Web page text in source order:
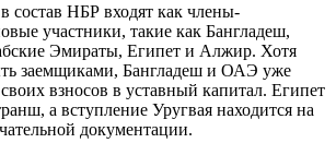
состав НБР входят как члены-
участники, такие как Бангладеш,
Эмираты, Египет и Алжир. Хотя
заемщиками, Бангладеш и ОАЭ уже
взносов в уставный капитал. Египет
а вступление Уругвая находится на
документации.